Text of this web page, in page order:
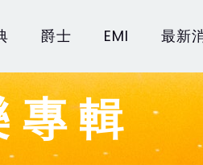
爵士 EMI 最新
專輯